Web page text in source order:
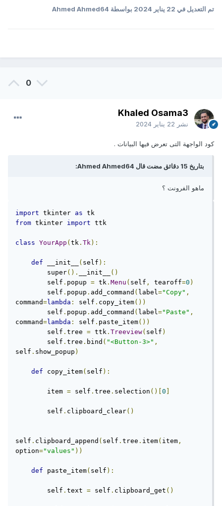
تم التعديل في22 يناير 2024 بواسطة Ahmed Ahmed64
0
Khaled Osama3
نشر 22 يناير 2024
كود الواجهة التى تعرض فيها البيانات .
بتاريخ 15 دقائق مضت قال Ahmed Ahmed64:
ماهو الفرونت ؟
import tkinter as
from tkinter import ttk
class YourApp (tk .Tk ):
def __init__ (self ):
super (). __init__ ()
self .popup = tk .Menu (self tearoff=0
self .popup .add_command (label="Copy"
command=lambda self .copy_item ())
self .popup .add_command (label="Paste"
command=lambda self .paste_item ())
self .tree = ttk .Treeview (self
self .tree .bind ("<Button-3>"
self .show_popup
def copy_item (self ):
item = self .tree .selection ()[0
self .clipboard_clear ()
self .clipboard_append (self .tree .item (item
option="values" ))
def paste_item (self ):
self .text = self .clipboard_get ()